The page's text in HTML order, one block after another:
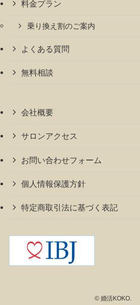
料金プラン
乗り換え割のご案内
よくある質問
無料相談
会社概要
サロンアクセス
お問い合わせフォーム
個人情報保護方針
特定商取引法に基づく表記
©婚活KOKO.